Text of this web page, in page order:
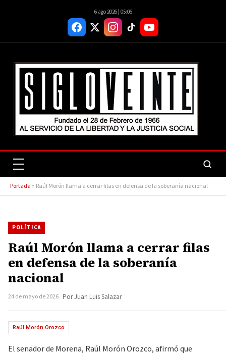
6 ago 2026 | 05:06
Portada » Raúl Morón llama a cerrar filas en defensa de la soberanía nacional
POLÍTICA
Raúl Morón llama a cerrar filas
en defensa de la soberanía
nacional
24 de mayo de 2026 Por Juan Luis Salazar
Raúl Morón Orozco
El senador de Morena, Raúl Morón Orozco, afirmó que